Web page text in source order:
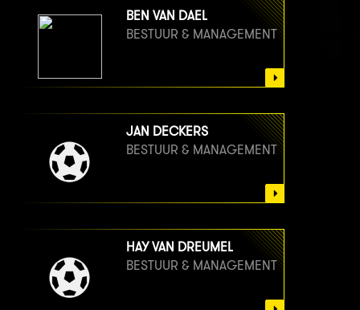
BEN VAN DAEL
BESTUUR & MANAGEMENT
JAN DECKERS
BESTUUR & MANAGEMENT
HAY VAN DREUMEL
BESTUUR & MANAGEMENT